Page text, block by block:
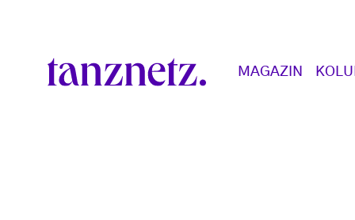
Main navigation
MAGAZIN